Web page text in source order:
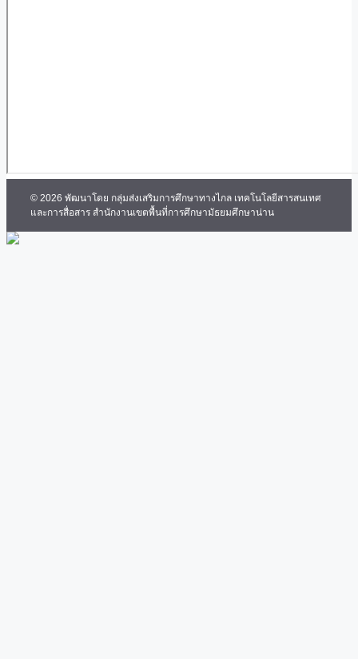
© 2026 พัฒนาโดย กลุ่มส่งเสริมการศึกษาทางไกล เทคโนโลยีสารสนเทศ
และการสื่อสาร สำนักงานเขตพื้นที่การศึกษามัธยมศึกษาน่าน